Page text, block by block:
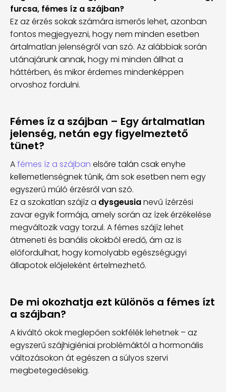
furcsa, fémes íz a szájban?
Ez az érzés sokak számára ismerős lehet, azonban
fontos megjegyezni, hogy nem minden esetben
ártalmatlan jelenségről van szó. Az alábbiak során
utánajárunk annak, hogy mi minden állhat a
háttérben, és mikor érdemes mindenképpen
orvoshoz fordulni.
Fémes íz a szájban – Egy ártalmatlan
jelenség, netán egy figyelmeztető
tünet?
Afémes íz a szájban elsőre talán csak enyhe
kellemetlenségnek tűnik, ám sok esetben nem egy
egyszerű múló érzésről van szó.
Ez a szokatlan szájíz a dysgeusianevű ízérzési
zavar egyik formája, amely során az ízek érzékelése
megváltozik vagy torzul. A fémes szájíz lehet
átmeneti és banális okokból eredő, ám az is
előfordulhat, hogy komolyabb egészségügyi
állapotok előjeleként értelmezhető.
De mi okozhatja ezt különös a fémes ízt
a szájban?
A kiváltó okok meglepően sokfélék lehetnek – az
egyszerű szájhigiéniai problémáktól a hormonális
változásokon át egészen a súlyos szervi
megbetegedésekig.